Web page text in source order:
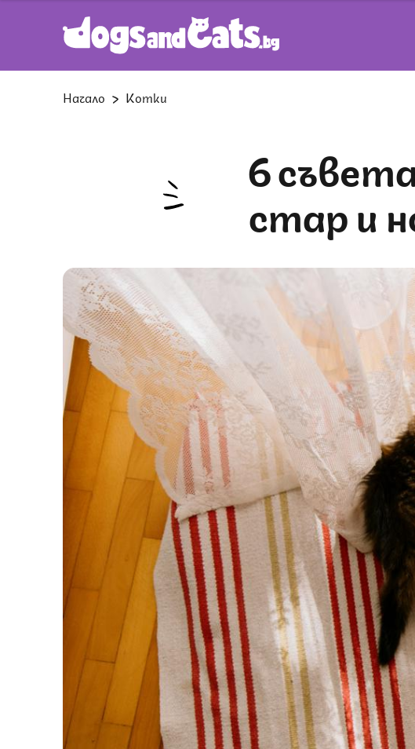
Начало Котки
6 съвета за социализиране на
стар и